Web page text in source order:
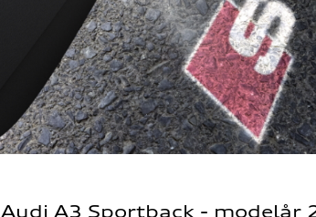
Audi A3 Sportback - modelår